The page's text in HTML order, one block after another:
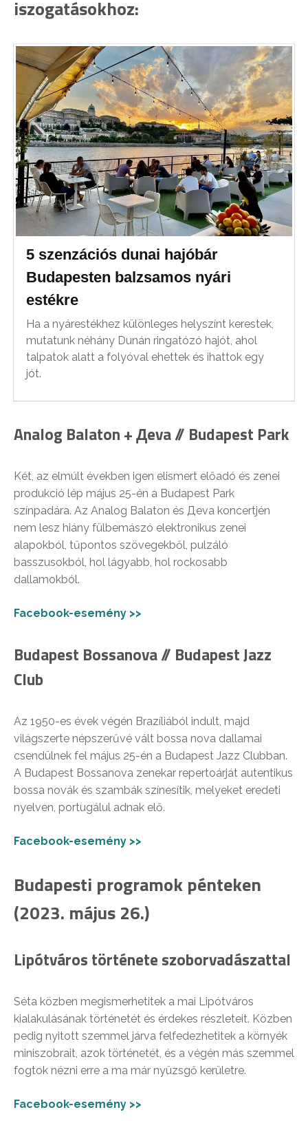
iszogatásokhoz:
5 szenzációs dunai hajóbár
Budapesten balzsamos nyári
estékre
Ha a nyárestékhez különleges helyszínt kerestek,
mutatunk néhány Dunán ringatózó hajót, ahol
talpatok alatt a folyóval ehettek és ihattok egy
jót.
Analog Balaton + Дeva // Budapest Park
Két, az elmúlt években igen elismert előadó és zenei
produkció lép május 25-én a Budapest Park
színpadára. Az Analog Balaton és Дeva koncertjén
nem lesz hiány fülbemászó elektronikus zenei
alapokból, tűpontos szövegekből, pulzáló
basszusokból, hol lágyabb, hol rockosabb
dallamokból.
Facebook-esemény >>
Budapest Bossanova // Budapest Jazz
Club
Az 1950-es évek végén Brazíliából indult, majd
világszerte népszerűvé vált bossa nova dallamai
csendülnek fel május 25-én a Budapest Jazz Clubban.
A Budapest Bossanova zenekar repertoárját autentikus
bossa novák és szambák színesítik, melyeket eredeti
nyelven, portugálul adnak elő.
Facebook-esemény >>
Budapesti programok pénteken
(2023. május 26.)
Lipótváros története szoborvadászattal
Séta közben megismerhetitek a mai Lipótváros
kialakulásának történetét és érdekes részleteit. Közben
pedig nyitott szemmel járva felfedezhetitek a környék
miniszobrait, azok történetét, és a végén más szemmel
fogtok nézni erre a ma már nyüzsgő kerületre.
Facebook-esemény >>